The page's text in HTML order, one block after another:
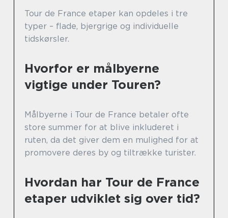
Tour de France etaper kan opdeles i tre
typer – flade, bjergrige og individuelle
tidskørsler.
Hvorfor er målbyerne
vigtige under Touren?
Målbyerne i Tour de France betaler ofte
store summer for at blive inkluderet i
ruten, da det giver dem en mulighed for at
promovere deres by og tiltrække turister.
Hvordan har Tour de France
etaper udviklet sig over tid?